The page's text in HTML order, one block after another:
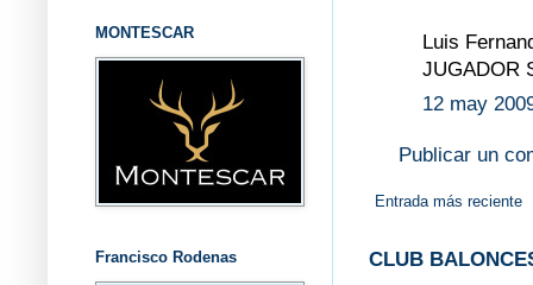
Luis
JUGADOR
12 may
Publicar un
Entrada más reciente
CLUB
MONTESCAR
Francisco Rodenas